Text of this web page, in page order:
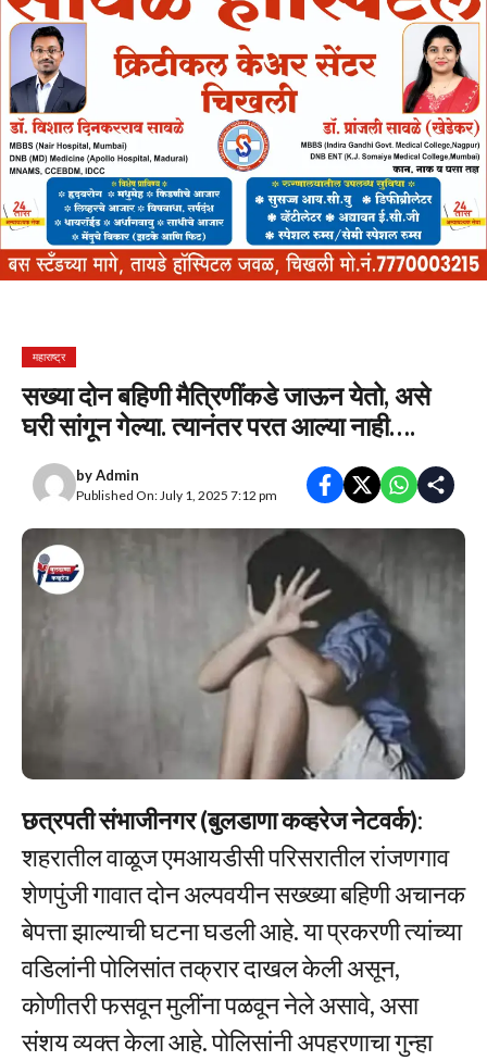
महाराष्ट्र
सख्या दोन बहिणी मैत्रिणींकडे जाऊन येतो, असे
घरी सांगून गेल्या. त्यानंतर परत आल्या नाही….
byAdmin
Published On: July 1, 2025 7:12 pm
छत्रपती संभाजीनगर (बुलडाणा कव्हरेज नेटवर्क):
शहरातील वाळूज एमआयडीसी परिसरातील रांजणगाव
शेणपुंजी गावात दोन अल्पवयीन सख्ख्या बहिणी अचानक
बेपत्ता झाल्याची घटना घडली आहे. या प्रकरणी त्यांच्या
वडिलांनी पोलिसांत तक्रार दाखल केली असून,
कोणीतरी फसवून मुलींना पळवून नेले असावे, असा
संशय व्यक्त केला आहे. पोलिसांनी अपहरणाचा गुन्हा